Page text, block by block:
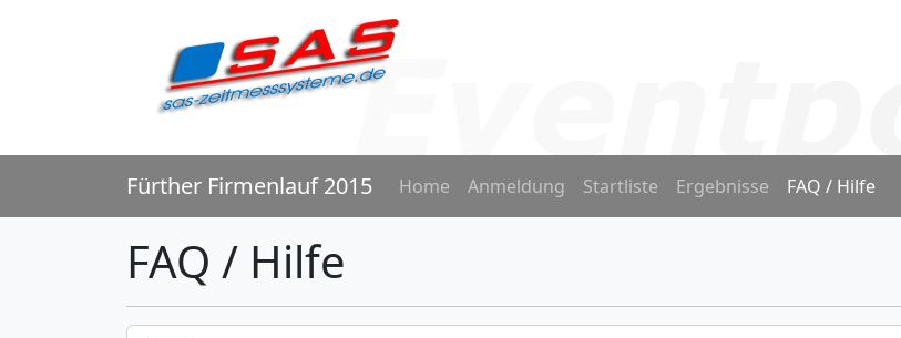
Fürther Firmenlauf 2015 Home Anmeldung Startliste Ergebnisse FAQ / Hilfe
FAQ / Hilfe